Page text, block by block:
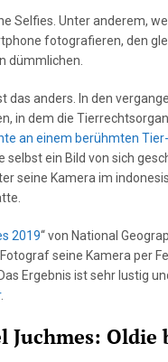
Selfies. Unter anderem,
fotografieren, den
dümmlichen.
das anders. In den
in dem die
an einem berühmten
selbst ein Bild von sich
seine Kamera im
2019“ von National
seine Kamera per
Ergebnis ist sehr lustig
.
Juchmes: Oldie